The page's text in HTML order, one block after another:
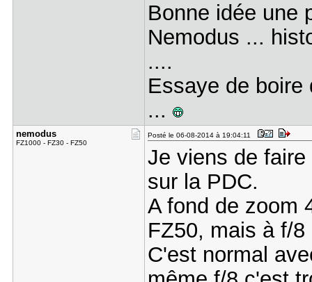
Bonne idée une
Nemodus ...
....
Essaye de boire
...
nemodus
FZ1000 - FZ30 - FZ50
Posté le 06-08-2014 à 19:04:11
Je viens de
sur la PDC.
A fond de zoom
FZ50, mais à f/
C'est normal